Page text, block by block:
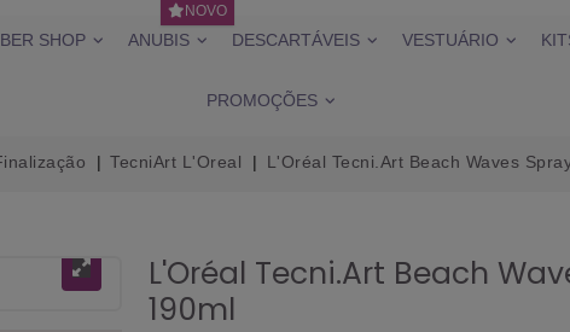
SHOP ANUBIS
NOVO
DESCARTÁVEIS VESTUÁRIO
PROMOÇÕES
TecniArt L'Oreal L'Oréal Tecni.Art Beach Waves
L'Oréal Tecni.Art Beach
190ml